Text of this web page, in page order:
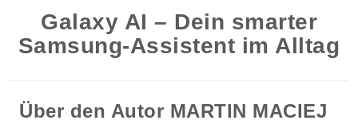
Galaxy AI – Dein smarter
Samsung-Assistent im Alltag
Über den Autor MARTIN MACIEJ